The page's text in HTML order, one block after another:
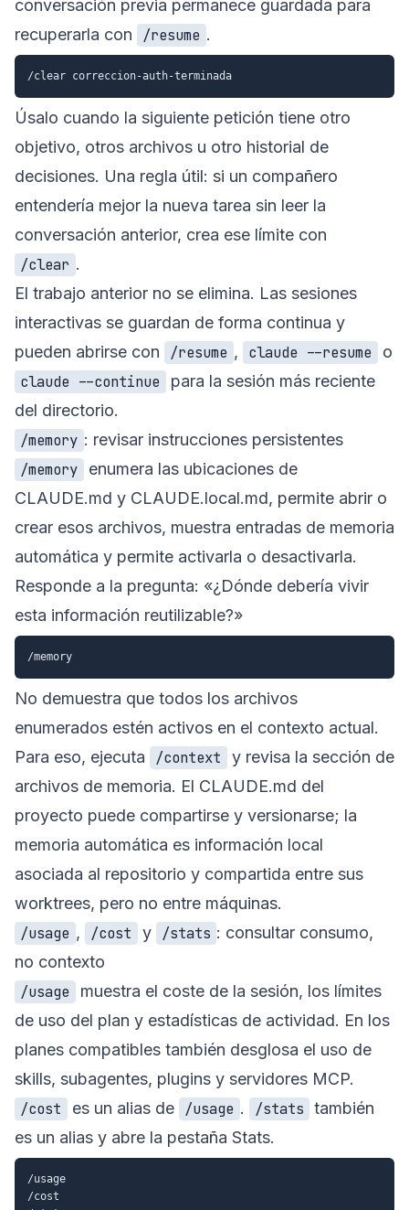
conversación previa permanece guardada para
recuperarla con
/resume .
Úsalo cuando la siguiente petición tiene otro
objetivo, otros archivos u otro historial de
decisiones. Una regla útil: si un compañero
entendería mejor la nueva tarea sin leer la
conversación anterior, crea ese límite con
/clear .
El trabajo anterior no se elimina. Las sesiones
interactivas se guardan de forma continua y
pueden abrirse con
/resume , claude --resume
o
claude --continue
para la sesión más reciente
del directorio.
/memory : revisar instrucciones persistentes
/memory
enumera las ubicaciones de
CLAUDE.md y CLAUDE.local.md, permite abrir o
crear esos archivos, muestra entradas de memoria
automática y permite activarla o desactivarla.
Responde a la pregunta: «¿Dónde debería vivir
esta información reutilizable?»
No demuestra que todos los archivos
enumerados estén activos en el contexto actual.
Para eso, ejecuta
/context
y revisa la sección de
archivos de memoria. El CLAUDE.md del
proyecto puede compartirse y versionarse; la
memoria automática es información local
asociada al repositorio y compartida entre sus
worktrees, pero no entre máquinas.
/usage , /cost y /stats : consultar consumo,
no contexto
/usage
muestra el coste de la sesión, los límites
de uso del plan y estadísticas de actividad. En los
planes compatibles también desglosa el uso de
skills, subagentes, plugins y servidores MCP.
/cost
es un alias de /usage . /stats también
es un alias y abre la pestaña Stats.
/usage
/cost